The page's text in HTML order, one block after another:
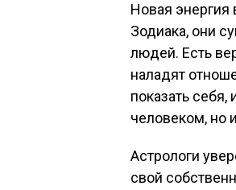
Новая
Зодиака, они
людей. Есть
наладят
показать
человеком, но
Астрологи
свой